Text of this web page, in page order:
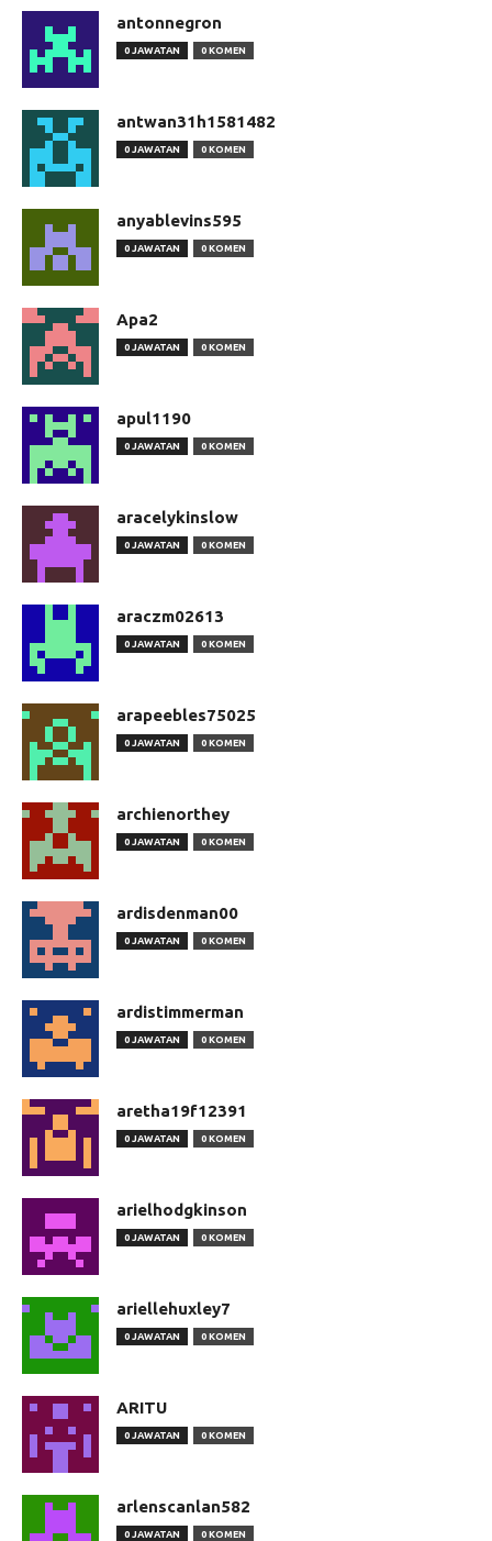
antonnegron
0 JAWATAN 0 KOMEN
antwan31h1581482
0 JAWATAN 0 KOMEN
anyablevins595
0 JAWATAN 0 KOMEN
Apa2
0 JAWATAN 0 KOMEN
apul1190
0 JAWATAN 0 KOMEN
aracelykinslow
0 JAWATAN 0 KOMEN
araczm02613
0 JAWATAN 0 KOMEN
arapeebles75025
0 JAWATAN 0 KOMEN
archienorthey
0 JAWATAN 0 KOMEN
ardisdenman00
0 JAWATAN 0 KOMEN
ardistimmerman
0 JAWATAN 0 KOMEN
aretha19f12391
0 JAWATAN 0 KOMEN
arielhodgkinson
0 JAWATAN 0 KOMEN
ariellehuxley7
0 JAWATAN 0 KOMEN
ARITU
0 JAWATAN 0 KOMEN
arlenscanlan582
0 JAWATAN 0 KOMEN